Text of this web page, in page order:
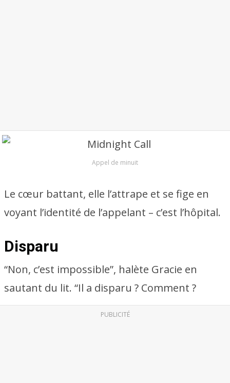
Appel de minuit
Le cœur battant, elle l’attrape et se fige en
voyant l’identité de l’appelant – c’est l’hôpital.
Disparu
“Non, c’est impossible”, halète Gracie en
sautant du lit. “Il a disparu ? Comment ?
PUBLICITÉ